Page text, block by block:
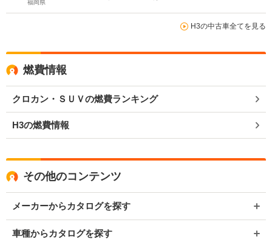
福岡県
H3の中古車全てを見る
燃費情報
クロカン・ＳＵＶの燃費ランキング
H3の燃費情報
その他のコンテンツ
メーカーからカタログを探す
車種からカタログを探す